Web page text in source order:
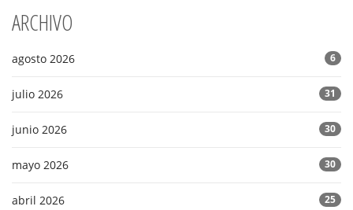
ARCHIVO
agosto 2026 6
julio 2026 31
junio 2026 30
mayo 2026 30
abril 2026 25